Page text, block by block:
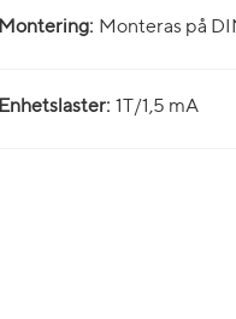
Montering: Monteras på
Enhetslaster: 1T/1,5 mA